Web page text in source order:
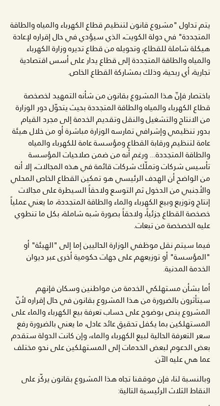
يتم تداول "مشروع قانون لتنظيم قطاع الكهرباء والمياه والطاقة
المتجددة" في دولة الكويت، الذي سيؤدي في حال إقراره لإعادة
هيكلة شاملة للقطاع، وتحويله من قطاع تديره وزارة الكهرباء
والمياه والطاقة المتجددة إلى قطاع يدار على أسس اقتصادية
تجارية، أي ربحية، وذلك بمشاركة القطاع الخاص.
باختصار فإنّ هذا المشروع بقانون من شأنه التمهيد لخصخصة
قطاع الكهرباء والمياه والطاقة المتجددة بحيث يتحوّل دور الوزارة
من الانتاج والتشغيل والنقل وتقديم الخدمة إلى مجرد القيام
بدور تنظيمي وإشرافي تمارسه الوزارة مباشرة أو من خلال هيئة
عامة لتنظيم ورقابة القطاع ومؤسسة عامة للكهرباء والمياه
والطاقة المتجددة... ورغم أنه من ضمن صلاحيات المؤسسة
تأسيس شركات وتملّك شركات قائمة في هذه المجالات، إلا أنه
من الواضح أن الهدف الرئيسي هو تمكين القطاع الخاص المحلي
والأجنبي من الدخول ثم التوسع ولاحقاً السيطرة على مجالات
إنتاج وتوزيع وبيع الكهرباء والماء والطاقة المتجددة، ما يعني عملياً
خصخصة القطاع جزئياً، ولاحقاً بصورة شبه شاملة، بكل ما تنطوي
عليه الخصخصة من تبعات.
فيما سيتم نقل موظفي الوزارة الحاليين إما إلى "الهيئة" أو
"المؤسسة" أو توزيعهم على جهات حكومية أخرى عبر ديوان
الخدمة المدنية.
أما بشأن مستهلكي الخدمة من مواطنين وسكان فإنهم
سيتأثرون بالضرورة من هذا المشروع بقانون في حال إقراره لأنّ
المشروع ينص بوضوح على حساب تعرفة بيع الكهرباء والماء على
المستهلكين بما يكفل تحقيق عائد عادل، ما يعني بالضرورة رفع
سعر التعرفة الحالية لبيع الكهرباء والماء، وإن كانت الدولة ستقدم
بعض الدعوم لبعض الخدمات إلى المستهلكين على نحو مختلف
عما هي عليه الآن.
وبالنسبة لنا، فإن موقفنا تجاه هذا المشروع بقانون يركّز على
النقاط الثلاث الرئيسية التالية: